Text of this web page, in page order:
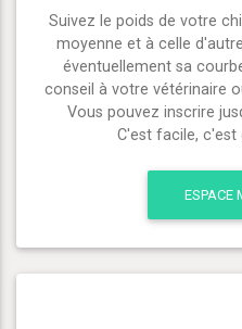
Suivez le poids de votre
moyenne et à celle
éventuellement sa
conseil à votre vétérinaire
Vous pouvez inscrire
C'est facile,
ESPACE